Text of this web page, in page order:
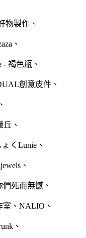
物製作、
、
- 褐色瓶、
創意皮件 、
丘 、
く Lunie、
、
們死而無憾、
室、NALIO 、
、